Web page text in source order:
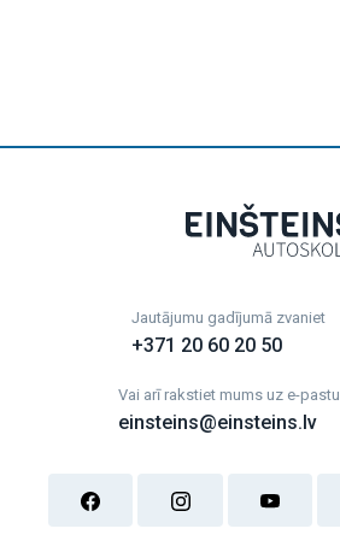
Jautājumu gadījumā zvaniet
+371 20 60 20 50
Vai arī rakstiet mums uz e-pastu
einsteins@einsteins.lv